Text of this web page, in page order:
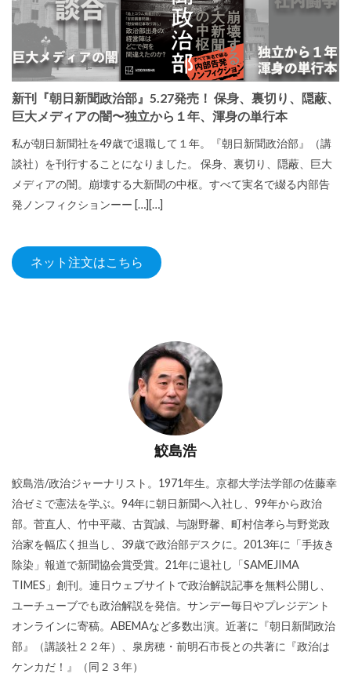
新刊『朝日新聞政治部』5.27発売！ 保身、裏切り、隠蔽、
巨大メディアの闇〜独立から１年、渾身の単行本
私が朝日新聞社を49歳で退職して１年。『朝日新聞政治部』（講
談社）を刊行することになりました。 保身、裏切り、隠蔽、巨大
メディアの闇。崩壊する大新聞の中枢。すべて実名で綴る内部告
発ノンフィクションーー […][…]
ネット注文はこちら
鮫島浩
鮫島浩/政治ジャーナリスト。1971年生。京都大学法学部の佐藤幸
治ゼミで憲法を学ぶ。94年に朝日新聞へ入社し、99年から政治
部。菅直人、竹中平蔵、古賀誠、与謝野馨、町村信孝ら与野党政
治家を幅広く担当し、39歳で政治部デスクに。2013年に「手抜き
除染」報道で新聞協会賞受賞。21年に退社し「SAMEJIMA
TIMES」創刊。連日ウェブサイトで政治解説記事を無料公開し、
ユーチューブでも政治解説を発信。サンデー毎日やプレジデント
オンラインに寄稿。ABEMAなど多数出演。近著に『朝日新聞政治
部』（講談社２２年）、泉房穂・前明石市長との共著に『政治は
ケンカだ！』（同２３年）